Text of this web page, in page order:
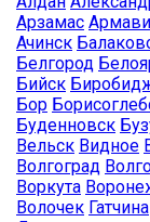
Арзамас
Ачинск
Белгород
Бийск
Бор
Буденновск
Вельск Видное
Волгоград
Воркута
Волочек Гатчина